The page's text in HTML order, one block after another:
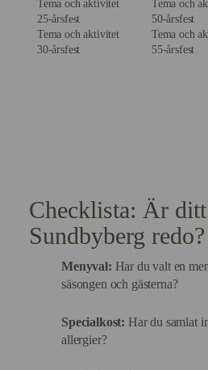
Tema och aktivitet
25-årsfest
Tema och aktivitet
30-årsfest
Tema och
50-årsfest
Tema och
55-årsfest
Checklista: Är
Sundbyberg redo?
Menyval: Har du valt en
säsongen och gästerna?
Specialkost: Har du samlat
allergier?